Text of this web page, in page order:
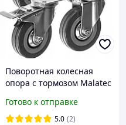
Поворотная колесная
опора с тормозом Malatec
максимальная нагрузка
220 кг (22537)
Готово к отправке
5.0 (2)